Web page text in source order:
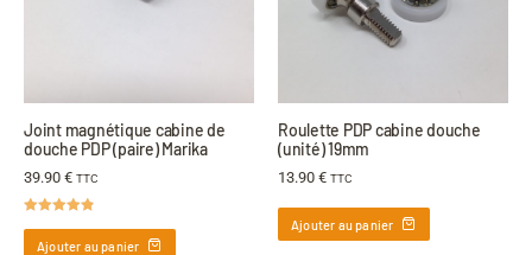
Joint magnétique cabine de
douche PDP (paire) Marika
39.90 € TTC
Ajouter au panier
Roulette PDP cabine douche
(unité) 19mm
13.90 € TTC
Ajouter au panier